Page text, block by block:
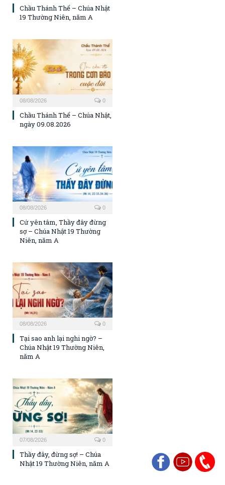
Chầu Thánh Thể – Chúa Nhật
19 Thường Niên, năm A
08/08/2026 0
Chầu Thánh Thể – Chúa Nhật,
ngày 09.08.2026
08/08/2026 0
Cứ yên tâm, Thầy đây đừng
sợ – Chúa Nhật 19 Thường
Niên, năm A
08/08/2026 0
Tại sao anh lại nghi ngờ? –
Chúa Nhật 19 Thường Niên,
năm A
07/08/2026 0
Thầy đây, đừng sợ! – Chúa
Nhật 19 Thường Niên, năm A